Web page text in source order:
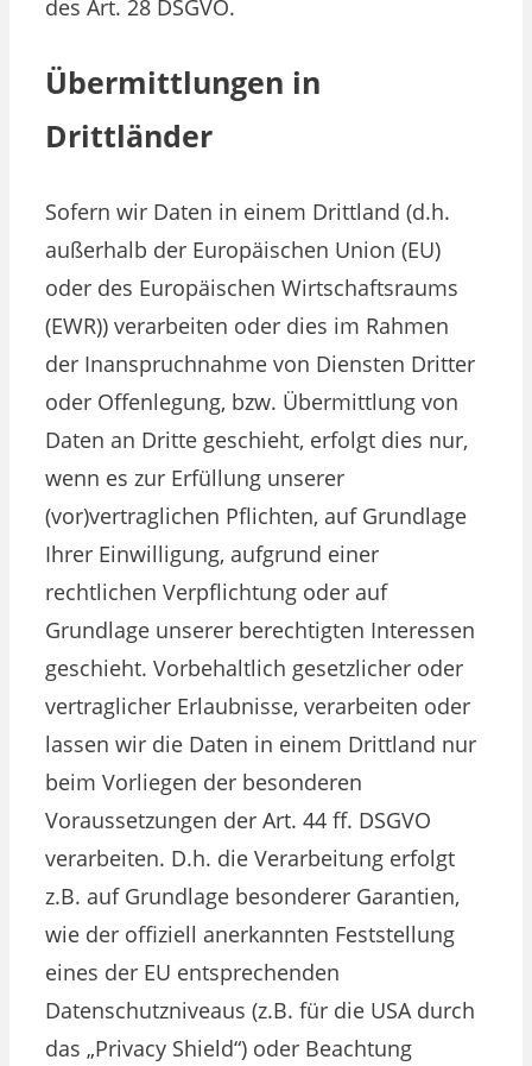
des Art. 28 DSGVO.
Übermittlungen in
Drittländer
Sofern wir Daten in einem Drittland (d.h.
außerhalb der Europäischen Union (EU)
oder des Europäischen Wirtschaftsraums
(EWR)) verarbeiten oder dies im Rahmen
der Inanspruchnahme von Diensten Dritter
oder Offenlegung, bzw. Übermittlung von
Daten an Dritte geschieht, erfolgt dies nur,
wenn es zur Erfüllung unserer
(vor)vertraglichen Pflichten, auf Grundlage
Ihrer Einwilligung, aufgrund einer
rechtlichen Verpflichtung oder auf
Grundlage unserer berechtigten Interessen
geschieht. Vorbehaltlich gesetzlicher oder
vertraglicher Erlaubnisse, verarbeiten oder
lassen wir die Daten in einem Drittland nur
beim Vorliegen der besonderen
Voraussetzungen der Art. 44 ff. DSGVO
verarbeiten. D.h. die Verarbeitung erfolgt
z.B. auf Grundlage besonderer Garantien,
wie der offiziell anerkannten Feststellung
eines der EU entsprechenden
Datenschutzniveaus (z.B. für die USA durch
das „Privacy Shield“) oder Beachtung